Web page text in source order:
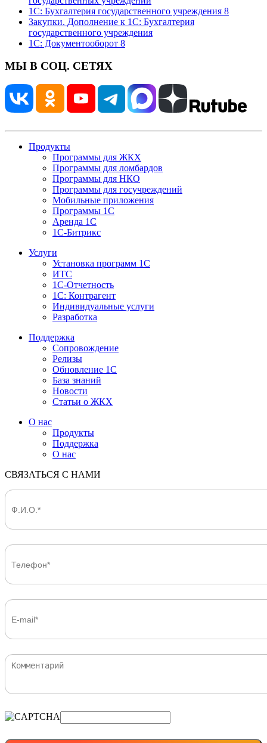
1С: Бухгалтерия государственного учреждения 8
Закупки. Дополнение к 1С: Бухгалтерия
государственного учреждения
1С: Документооборот 8
МЫ В СОЦ. СЕТЯХ
Продукты
Программы для ЖКХ
Программы для ломбардов
Программы для НКО
Программы для госучреждений
Мобильные приложения
Программы 1С
Аренда 1С
1С-Битрикс
Услуги
Установка программ 1С
ИТС
1С-Отчетность
1С: Контрагент
Индивидуальные услуги
Разработка
Поддержка
Сопровождение
Релизы
Обновление 1С
База знаний
Новости
Статьи о ЖКХ
О нас
Продукты
Поддержка
О нас
СВЯЗАТЬСЯ С НАМИ